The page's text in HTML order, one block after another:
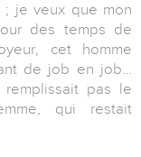
je veux que mon
des temps de
cet homme
de job en job…
pas le
qui restait